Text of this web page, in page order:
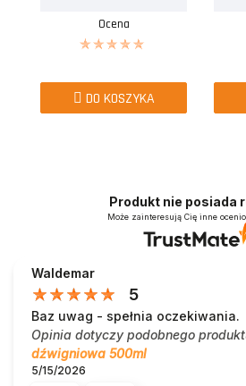
Ocena
DO KOSZYKA
Produkt nie posiada
Może zainteresują Cię inne
Waldemar
5
Baz uwag - spełnia oczekiwania.
Opinia dotyczy podobnego
dźwigniowa 500ml
5/15/2026